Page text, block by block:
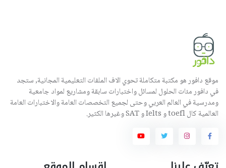
موقع دافور هو مكتبة متكاملة تحوي الاف الملفات التعليمية المجانية, ستجد
في دافور مئات الحلول لمسائل واختبارات سابقة ومشاريع لمواد جامعية
ومدرسية في العالم العربي وحتى لجميع التخصصات العامة والاختبارات العامة
العالمية كال toefl و Ielts و SAT وغيرها الكثير.